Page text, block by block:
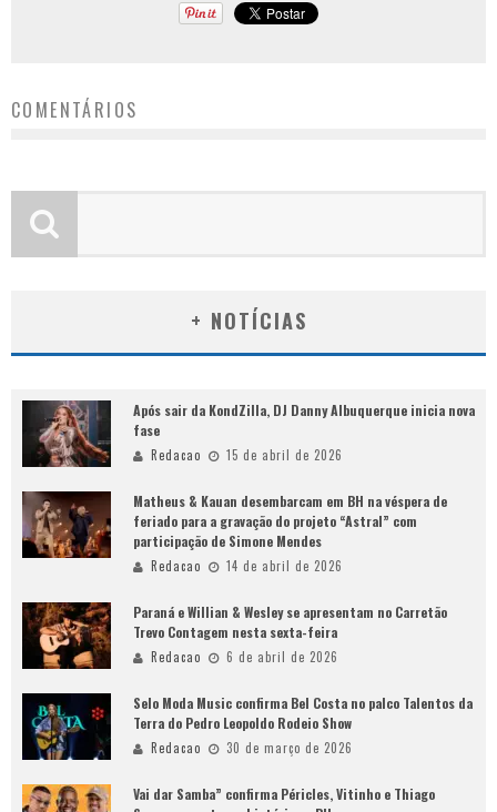
COMENTÁRIOS
+ NOTÍCIAS
Após sair da KondZilla, DJ Danny Albuquerque inicia nova
fase
Redacao 15 de abril de 2026
Matheus & Kauan desembarcam em BH na véspera de
feriado para a gravação do projeto “Astral” com
participação de Simone Mendes
Redacao 14 de abril de 2026
Paraná e Willian & Wesley se apresentam no Carretão
Trevo Contagem nesta sexta-feira
Redacao 6 de abril de 2026
Selo Moda Music confirma Bel Costa no palco Talentos da
Terra do Pedro Leopoldo Rodeio Show
Redacao 30 de março de 2026
Vai dar Samba” confirma Péricles, Vitinho e Thiago